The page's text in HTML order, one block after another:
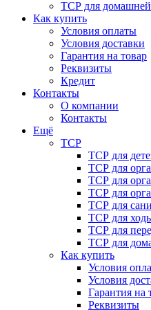
ТСР для домашней
Как купить
Условия оплаты
Условия доставки
Гарантия на товар
Реквизиты
Кредит
Контакты
О компании
Контакты
Ещё
ТСР
ТСР для
ТСР для
ТСР для
ТСР для
ТСР для
ТСР для
ТСР для
ТСР для
Как купить
Условия
Условия
Гарантия на
Реквизиты